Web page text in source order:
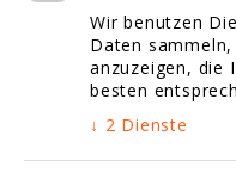
Google Map
Video Marketing
Wir benutzen
Daten
anzuzeigen, die
besten
↓ 2 Dienste